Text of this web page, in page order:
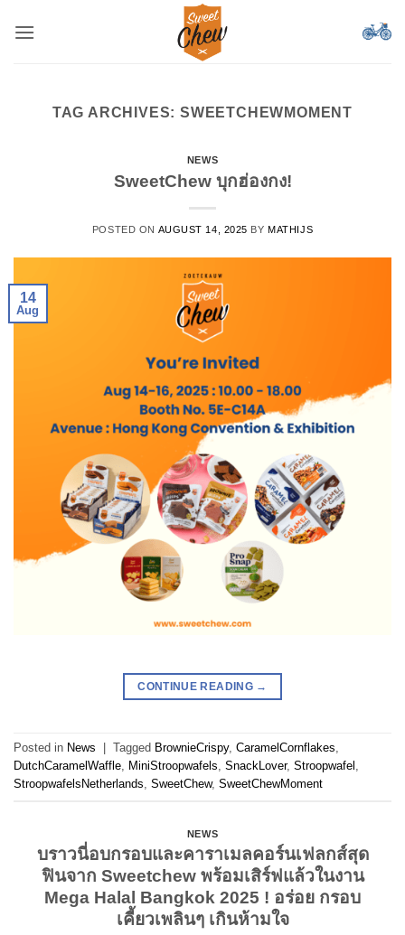
TAG ARCHIVES:SWEETCHEWMOMENT
NEWS
SweetChew บุกฮ่องกง!
POSTED ON AUGUST 14, 2025 BYMATHIJS
14
Aug
CONTINUE READING →
Posted in News Tagged BrownieCrispy, CaramelCornflakes
DutchCaramelWaffle
MiniStroopwafels SnackLover, Stroopwafel
StroopwafelsNetherlands SweetChew, SweetChewMoment
NEWS
บราวนี่อบกรอบและคาราเมลคอร์นเฟลกส์สุด
ฟินจาก Sweetchew พร้อมเสิร์ฟแล้วในงาน
Mega Halal Bangkok 2025 ! อร่อย กรอบ
เคี้ยวเพลินๆ เกินห้ามใจ